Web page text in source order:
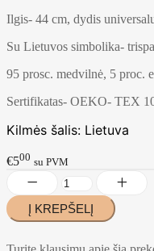
Ilgis- 44 cm, dydis
Su Lietuvos simbolika-
95 prosc. medvilnė, 5 proc.
Sertifikatas- OEKO- TEX
Kilmės šalis: Lietuva
€500 su PVM